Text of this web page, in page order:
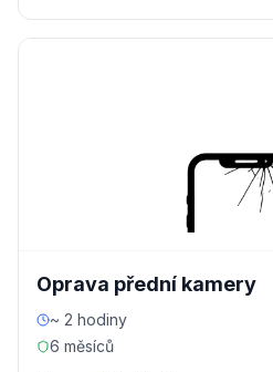
Oprava přední kamery
~ 2 hodiny
6 měsíců